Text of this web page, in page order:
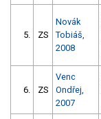
5. ZS
Novák
Tobiáš,
2008
6. ZS
Venc
Ondřej,
2007